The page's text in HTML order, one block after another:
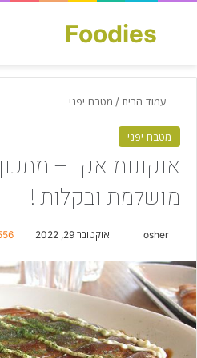
Foodies
חפש עבור
עמוד הבית / מטבח יפני
מטבח יפני
אוקונומיאקי –
מושלמת ובקלות !
osher
n
d
a
e
אוקטובר 29, 2022